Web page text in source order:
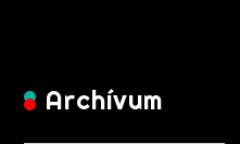
Archívum